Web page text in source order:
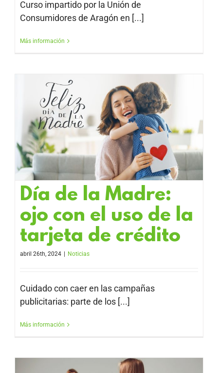
Curso impartido por la Unión de
Consumidores de Aragón en [...]
Más información
Día de la Madre:
ojo con el uso de la
tarjeta de crédito
abril 26th, 2024 Noticias
Cuidado con caer en las campañas
publicitarias: parte de los [...]
Más información